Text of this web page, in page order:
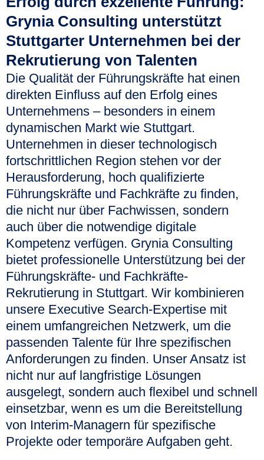
Grynia Consulting unterstützt
Stuttgarter Unternehmen bei der
Rekrutierung von Talenten
Die Qualität der Führungskräfte hat einen
direkten Einfluss auf den Erfolg eines
Unternehmens – besonders in einem
dynamischen Markt wie Stuttgart.
Unternehmen in dieser technologisch
fortschrittlichen Region stehen vor der
Herausforderung, hoch qualifizierte
Führungskräfte und Fachkräfte zu finden,
die nicht nur über Fachwissen, sondern
auch über die notwendige digitale
Kompetenz verfügen. Grynia Consulting
bietet professionelle Unterstützung bei der
Führungskräfte- und Fachkräfte-
Rekrutierung in Stuttgart. Wir kombinieren
unsere Executive Search-Expertise mit
einem umfangreichen Netzwerk, um die
passenden Talente für Ihre spezifischen
Anforderungen zu finden. Unser Ansatz ist
nicht nur auf langfristige Lösungen
ausgelegt, sondern auch flexibel und schnell
einsetzbar, wenn es um die Bereitstellung
von Interim-Managern für spezifische
Projekte oder temporäre Aufgaben geht.